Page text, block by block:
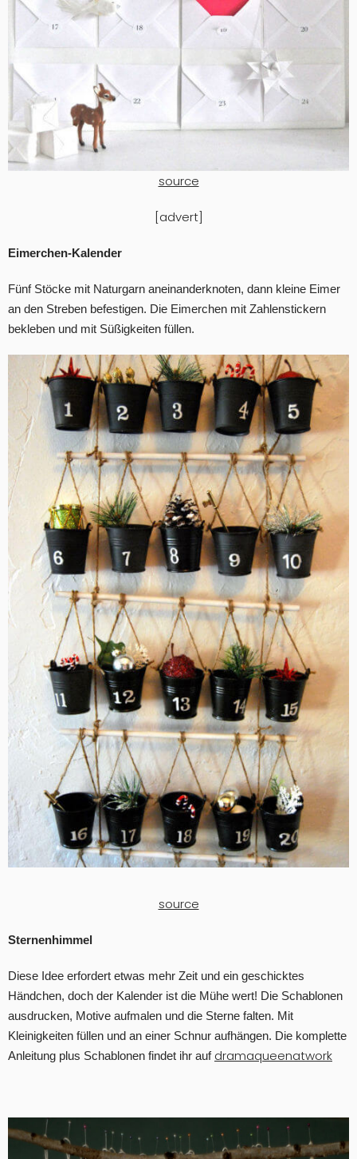
source
[advert]
Eimerchen-Kalender
Fünf Stöcke mit Naturgarn aneinanderknoten, dann kleine Eimer
an den Streben befestigen. Die Eimerchen mit Zahlenstickern
bekleben und mit Süßigkeiten füllen.
source
Sternenhimmel
Diese Idee erfordert etwas mehr Zeit und ein geschicktes
Händchen, doch der Kalender ist die Mühe wert! Die Schablonen
ausdrucken, Motive aufmalen und die Sterne falten. Mit
Kleinigkeiten füllen und an einer Schnur aufhängen. Die komplette
Anleitung plus Schablonen findet ihr auf dramaqueenatwork